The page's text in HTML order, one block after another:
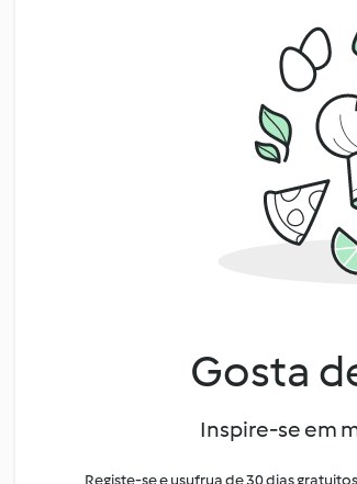
Gosta
Inspire-se em
Registe-se e usufrua de 30 dias